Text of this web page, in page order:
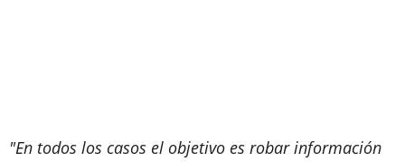
"En todos los casos el objetivo es robar información